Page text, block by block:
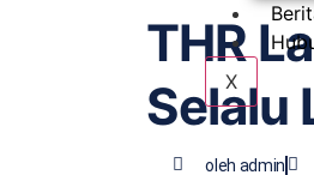
X
THR
Selalu
oleh admin